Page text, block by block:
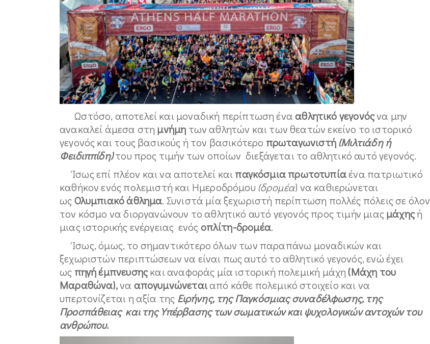
Ωστόσο, αποτελεί και μοναδική περίπτωση ένααθλητικό γεγονόςνα μην
ανακαλεί άμεσα στη μνήμη των αθλητών και των θεατών εκείνο το ιστορικό
γεγονός και τους βασικούς ή τον βασικότερο πρωταγωνιστή (Μιλτιάδη ή
Φειδιππίδη)του προς τιμήν των οποίων διεξάγεται το αθλητικό αυτό γεγονός.
Ίσως επί πλέον και να αποτελεί και παγκόσμια πρωτοτυπίαένα πατριωτικό
καθήκον ενός πολεμιστή και Ημεροδρόμου (δρομέα) να καθιερώνεται
ωςΟλυμπιακό άθλημα. Συνιστά μία ξεχωριστή περίπτωση πολλές πόλεις σε όλον
τον κόσμο να διοργανώνουν το αθλητικό αυτό γεγονός προς τιμήν μιαςμάχηςή
μιας ιστορικής ενέργειας ενόςοπλίτη-δρομέα.
Ίσως, όμως, το σημαντικότερο όλων των παραπάνω μοναδικών και
ξεχωριστών περιπτώσεων να είναι πως αυτό το αθλητικό γεγονός, ενώ έχει
ως πηγή έμπνευσηςκαι αναφοράς μία ιστορική πολεμική μάχη(Μάχη του
Μαραθώνα),να απογυμνώνεταιαπό κάθε πολεμικό στοιχείο και να
υπερτονίζεται η αξία της Ειρήνης, της Παγκόσμιας συναδέλφωσης, της
Προσπάθειας και της Υπέρβασης των σωματικών και ψυχολογικών αντοχών του
ανθρώπου.